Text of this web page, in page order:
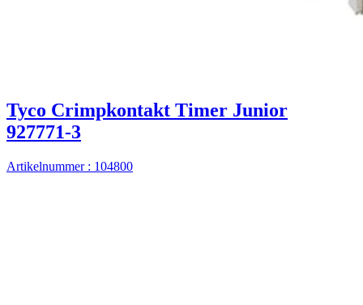
Tyco Crimpkontakt Timer Junior
927771-3
Artikelnummer : 104800